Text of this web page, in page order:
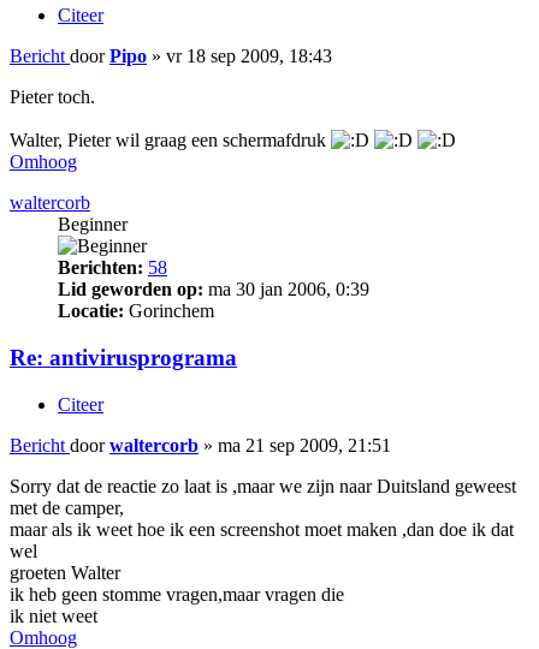
Citeer
Bericht doorPipo » vr 18 sep 2009, 18:43
Pieter toch.
Walter, Pieter wil graag een schermafdruk
Omhoog
waltercorb
Beginner
Berichten: 58
Lid geworden op: ma 30 jan 2006, 0:39
Locatie: Gorinchem
Re: antivirusprograma
Citeer
Bericht doorwaltercorb » ma 21 sep 2009, 21:51
Sorry dat de reactie zo laat is ,maar we zijn naar Duitsland geweest
met de camper,
maar als ik weet hoe ik een screenshot moet maken ,dan doe ik dat
wel
groeten Walter
ik heb geen stomme vragen,maar vragen die
ik niet weet
Omhoog